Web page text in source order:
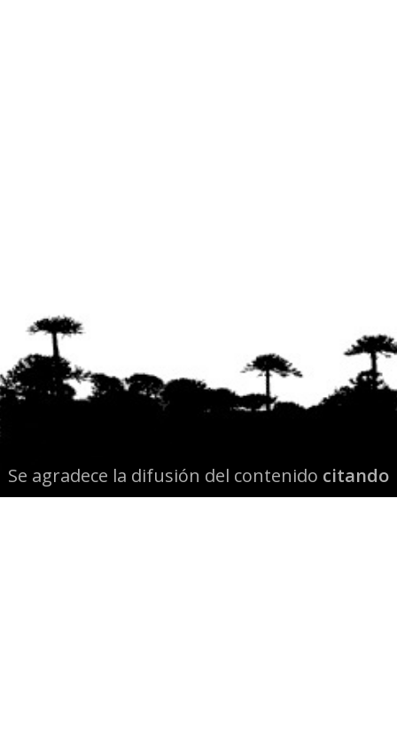
Se agradece la difusión del contenido citando
la fuente www.mapuexpress.org